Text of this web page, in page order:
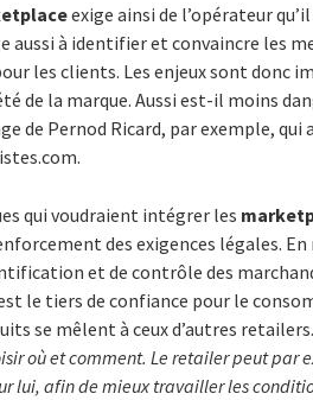
exige ainsi de l’opérateur
aussi à identifier et convaincre les
les clients. Les enjeux sont donc
de la marque. Aussi est-il moins
de Pernod Ricard, par exemple, qui
qui voudraient intégrer les
des exigences légales.
et de contrôle des
le tiers de confiance pour le
se mêlent à ceux d’autres
où et comment. Le retailer peut
lui, afin de mieux travailler les